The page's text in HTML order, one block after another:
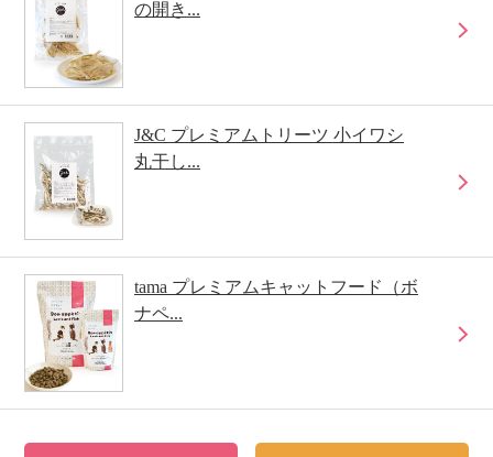
の開き...
J&C プレミアムトリーツ 小イワシ
丸干し...
tama プレミアムキャットフード（ボ
ナペ...